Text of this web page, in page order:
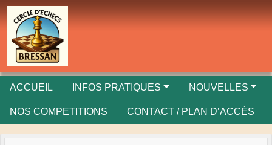
ACCUEIL INFOS PRATIQUES NOUVELLES
NOS COMPETITIONS CONTACT / PLAN D’ACCÈS
Panneau de gestion des cookies